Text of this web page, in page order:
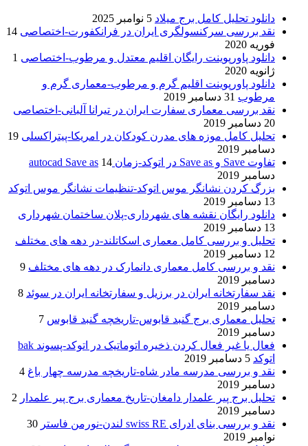
دانلود تحلیل کامل برج میلاد 5 نوامبر 2025
نقد بررسی سرکنسولگری ایران در فرانکفورت-اختصاصی 14
فوریه 2020
دانلود پاورپوینت رایگان اقلیم معتدل و مرطوب-اختصاصی 1
ژانویه 2020
دانلود پاورپوینت اقلیم گرم و مرطوب-معماری گرم و
مرطوب 31 دسامبر 2019
نقد بررسی معماری سفارت ایران در تیرانا آلبانی-اختصاصی
20 دسامبر 2019
تحلیل کامل موزه های مدرن کودکان در امریکا-پیتراکسلی 19
دسامبر 2019
تفاوت Save و Save as در اتوکد-زمان autocad Save as
14
دسامبر 2019
بزرگ کردن نشانگر موس اتوکد-تنظیمات نشانگر موس اتوکد
13 دسامبر 2019
دانلود رایگان نقشه های شهرداری-پلان ساختمان شهرداری
13 دسامبر 2019
تحلیل و بررسی کامل معماری اسکاتلند-در دهه های مختلف
12 دسامبر 2019
نقد و بررسی کامل معماری دانمارک در دهه های مختلف 9
دسامبر 2019
نقد سفارتخانه ایران در برزیل و سفارتخانه ایران در سوئد 8
دسامبر 2019
تحلیل معماری برج گنبد قابوس-تاریخچه گنبد قابوس 7
دسامبر 2019
فعال یا غیر فعال کردن ذخیره اتوماتیک در اتوکد-پسوند bak
اتوکد 5 دسامبر 2019
نقد و بررسی مدرسه مادر شاه-تاریخچه مدرسه چهار باغ 4
دسامبر 2019
تحلیل برج پیر علمدار دامغان-تاریخ معماری برج پیر علمدار 2
دسامبر 2019
نقد و بررسی بنای ادرای swiss RE لندن-نورمن فاستر
30
نوامبر 2019